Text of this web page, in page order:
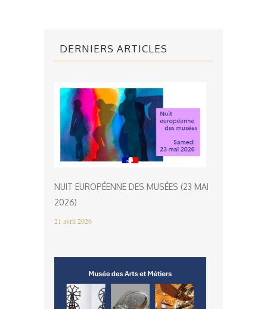
DERNIERS ARTICLES
NUIT EUROPÉENNE DES MUSÉES (23 MAI
2026)
21 avril 2026